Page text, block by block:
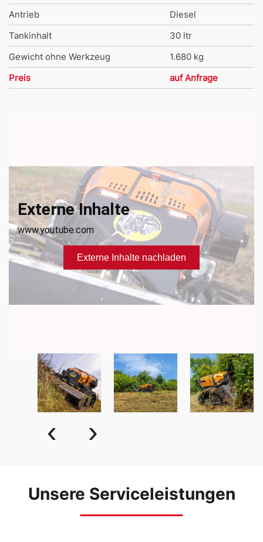
Antrieb
Diesel
Tankinhalt
30 ltr
Gewicht ohne Werkzeug
1.680 kg
Preis
auf Anfrage
‹ ›
Unsere Serviceleistungen